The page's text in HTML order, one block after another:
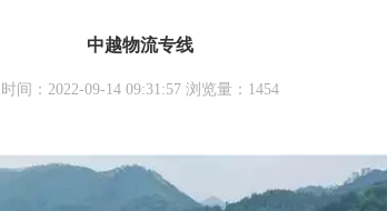
中越物流专线
时间：2022-09-14 09:31:57 浏览量：1454